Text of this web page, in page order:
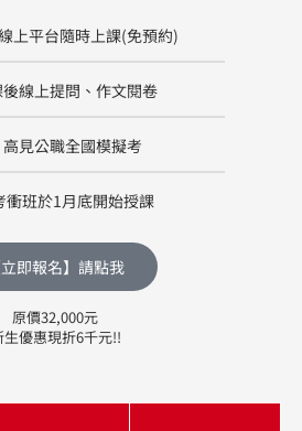
上平台隨時上課(免預約)
線上提問、作文閱卷
高見公職全國模擬考
衝班於1月底開始授課
立即報名】請點我
原價32,000元
生優惠現折6千元!!